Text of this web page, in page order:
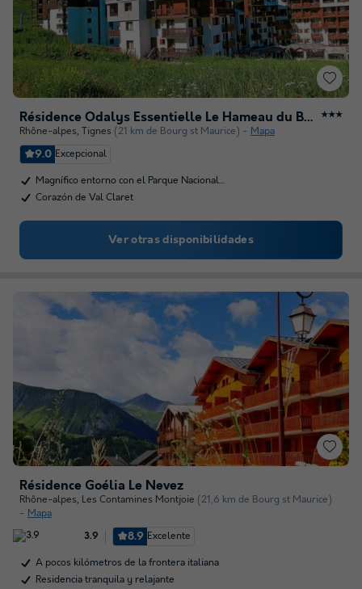
Résidence Odalys Essentielle Le Hameau du Borsat ★★★
Rhône-alpes, Tignes (21 km de Bourg st Maurice) Mapa
9.0 Excepcional
Magnífico entorno con el Parque Nacional…
Corazón de Val Claret
Ver otras disponibilidades
Résidence Goélia Le Nevez
Rhône-alpes, Les Contamines Montjoie (21,6 km de Bourg st Maurice)
Mapa
3.9 8.9 Excelente
A pocos kilómetros de la frontera italiana
Residencia tranquila y relajante